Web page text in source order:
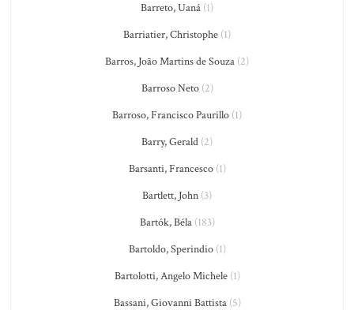
Barreto, Uaná (1)
Barriatier, Christophe (1)
Barros, João Martins de Souza (2)
Barroso Neto(2)
Barroso, Francisco Paurillo (1)
Barry, Gerald (2)
Barsanti, Francesco(1)
Bartlett, John (3)
Bartók, Béla(183)
Bartoldo, Sperindio(1)
Bartolotti, Angelo Michele(1)
Bassani, Giovanni Battista(5)